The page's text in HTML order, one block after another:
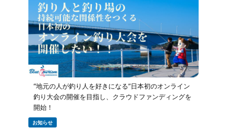
“地元の人が釣り人を好きになる”日本初のオンライン
釣り大会の開催を目指し、クラウドファンディングを
開始！
お知らせ